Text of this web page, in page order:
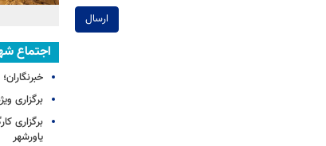
ارسال
اجتماع
برگزاری
برگزاری
یاورشهر